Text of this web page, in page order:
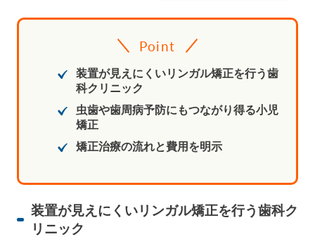
Point
装置が見えにくいリンガル矯正を行う歯
科クリニック
虫歯や歯周病予防にもつながり得る小児
矯正
矯正治療の流れと費用を明示
装置が見えにくいリンガル矯正を行う歯科ク
リニック